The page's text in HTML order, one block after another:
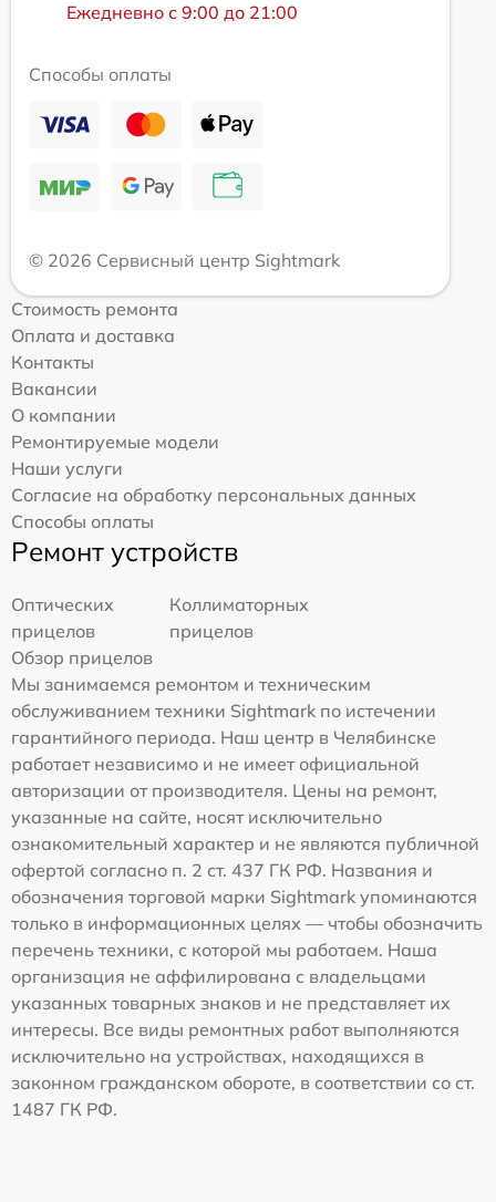
Ежедневно с 9:00 до 21:00
Способы оплаты
© 2026 Сервисный центр Sightmark
Стоимость ремонта
Оплата и доставка
Контакты
Вакансии
О компании
Ремонтируемые модели
Наши услуги
Согласие на обработку персональных данных
Способы оплаты
Ремонт устройств
Оптических
прицелов
Коллиматорных
прицелов
Обзор прицелов
Мы занимаемся ремонтом и техническим
обслуживанием техники Sightmark по истечении
гарантийного периода. Наш центр в Челябинске
работает независимо и не имеет официальной
авторизации от производителя. Цены на ремонт,
указанные на сайте, носят исключительно
ознакомительный характер и не являются публичной
офертой согласно п. 2 ст. 437 ГК РФ. Названия и
обозначения торговой марки Sightmark упоминаются
только в информационных целях — чтобы обозначить
перечень техники, с которой мы работаем. Наша
организация не аффилирована с владельцами
указанных товарных знаков и не представляет их
интересы. Все виды ремонтных работ выполняются
исключительно на устройствах, находящихся в
законном гражданском обороте, в соответствии со ст.
1487 ГК РФ.